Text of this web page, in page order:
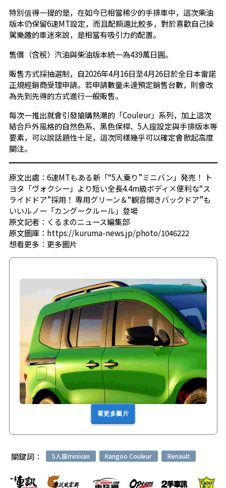
特別值得一提的是，在如今已相當稀少的手排車中，這次柴油
版本仍保留6速MT設定，而且配額還比較多，對於喜歡自己操
駕樂趣的車迷來說，是相當有吸引力的配置。
售價（含稅）汽油與柴油版本統一為439萬日圓。
販售方式採抽選制，自2026年4月16日至4月26日於全日本雷諾
正規經銷商受理申請。若申請數量未達預定銷售台數，則會改
為先到先得的方式進行一般販售。
每次一推出就會引發搶購熱潮的「Couleur」系列，加上這次
結合戶外風格的自然色系、黑色保桿、5人座設定與手排版本等
要素，可以說話題性十足，這次同樣幾乎可以確定會掀起高度
關注。
原文出處：6速MTもある新「“5人乗り”ミニバン」発売！ ト
ヨタ「ヴォクシー」より短い全長4.4m級ボディ×便利な“ス
ライドドア”採用！ 専用グリーン＆“観音開きバックドア”も
いいルノー「カングークルール」登場
原文記者：くるまのニュース編集部
原文圖庫：https://kuruma-news.jp/photo/1046222
想看更多： 更多圖片
看更多圖片
關鍵詞： 5人座minivan Kangoo Couleur Renault